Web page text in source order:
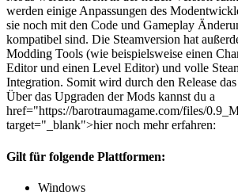
werden einige Anpassungen des
sie noch mit den Code und Gameplay
kompatibel sind. Die Steamversion hat
Modding Tools (wie beispielsweise einen
Editor und einen Level Editor) und volle
Integration. Somit wird durch den Release
Über das Upgraden der Mods kannst du a
href="https://barotraumagame.com/files/
target="_blank">hier noch mehr erfahren:
Gilt für folgende Plattformen:
Windows